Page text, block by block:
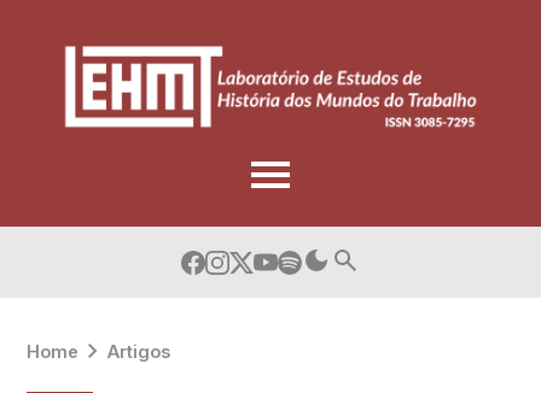
Home Artigos